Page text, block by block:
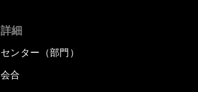
詳細
センター（部門）
会合